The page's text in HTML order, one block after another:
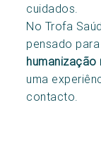
cuidados.
No Trofa
pensado
uma
contacto.